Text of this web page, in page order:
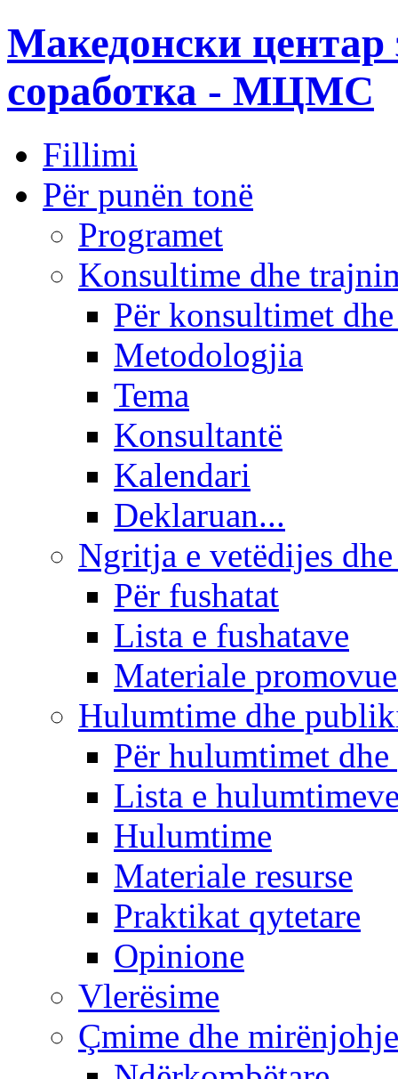
Македонски центар
соработка - МЦМС
Fillimi
Për punën tonë
Programet
Konsultime dhe
Për konsultimet
Metodologjia
Tema
Konsultantë
Kalendari
Deklaruan...
Ngritja e vetëdijes
Për fushatat
Lista e fushatave
Materiale
Hulumtime dhe
Për hulumtimet
Lista e
Hulumtime
Materiale resurse
Praktikat qytetare
Opinione
Vlerësime
Çmime dhe mirënjohje